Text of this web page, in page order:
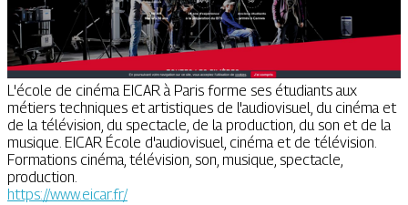
L'école de cinéma EICAR à Paris forme ses étudiants aux
métiers techniques et artistiques de l'audiovisuel, du cinéma et
de la télévision, du spectacle, de la production, du son et de la
musique. EICAR École d'audiovisuel, cinéma et de télévision.
Formations cinéma, télévision, son, musique, spectacle,
production.
https://www.eicar.fr/